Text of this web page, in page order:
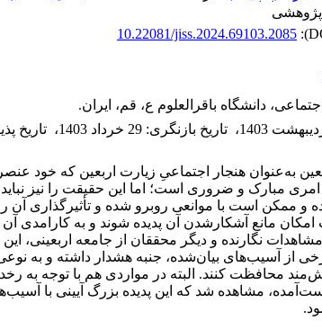
پژوهشی
10.22081/jiss.2024.69103.2085
دانشگاه باقرالعلوم ع، قم، ایران.
، تاریخ بازنگری: 29 خرداد 1403 ، تاریخ
به‌عنوان هنجار اجتماعیِ زیارت اربعین که خود
مبارک و ضروری است؛ اما این حقیقت را نیز
ممکن است با موانعی روبرو شده و تأثیرگذاری آن را
مانع آشکارشدن آن پدیده شوند و به کارامدی
نگارنده و دیگر محققان از جامعه اربعینی،
از آسیب‌های بیان‌شده، جنبه هشدار داشته و به
محافظت کنند. البته در مواردی هم با توجه به
مشاهده شد که این پدیده بزرگ آیینی با